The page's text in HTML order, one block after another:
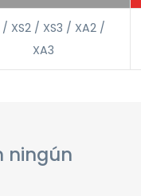
/ XS2 / XS3 / XA2 /
XA3
ningún